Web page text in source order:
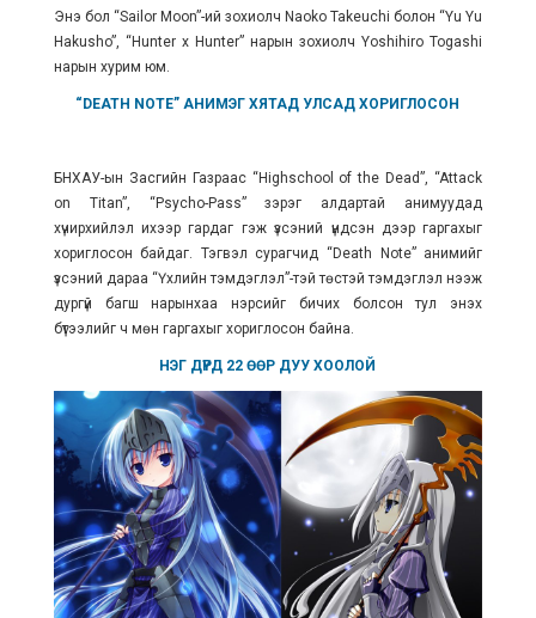
Энэ бол “Sailor Moon”-ий зохиолч Naoko Takeuchi болон “Yu Yu
Hakusho”, “Hunter x Hunter” нарын зохиолч Yoshihiro Togashi
нарын хурим юм.
“DEATH NOTE” АНИМЭГХЯТАД УЛСАД ХОРИГЛОСОН
БНХАУ-ын Засгийн Газраас “Highschool of the Dead”, “Attack
on Titan”, “Psycho-Pass” зэрэг алдартай анимуудад
хүчирхийлэл ихээр гардаг гэж үзсэний үндсэн дээр гаргахыг
хориглосон байдаг. Тэгвэл сурагчид “Death Note” анимийг
үзсэний дараа “Үхлийн тэмдэглэл”-тэй төстэй тэмдэглэл нээж
дургүй багш нарынхаа нэрсийг бичих болсон тул энэхүү
бүтээлийг ч мөн гаргахыг хориглосон байна.
НЭГ ДҮРД 22 ӨӨР ДУУ ХООЛОЙ